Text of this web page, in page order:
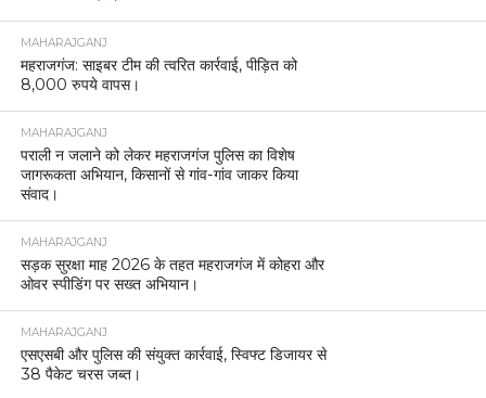
MAHARAJGANJ
महराजगंज: साइबर टीम की त्वरित कार्रवाई, पीड़ित को
8,000 रुपये वापस।
MAHARAJGANJ
पराली न जलाने को लेकर महराजगंज पुलिस का विशेष
जागरूकता अभियान, किसानों से गांव-गांव जाकर किया
संवाद।
MAHARAJGANJ
सड़क सुरक्षा माह 2026 के तहत महराजगंज में कोहरा और
ओवर स्पीडिंग पर सख्त अभियान।
MAHARAJGANJ
एसएसबी और पुलिस की संयुक्त कार्रवाई, स्विफ्ट डिजायर से
38 पैकेट चरस जब्त।